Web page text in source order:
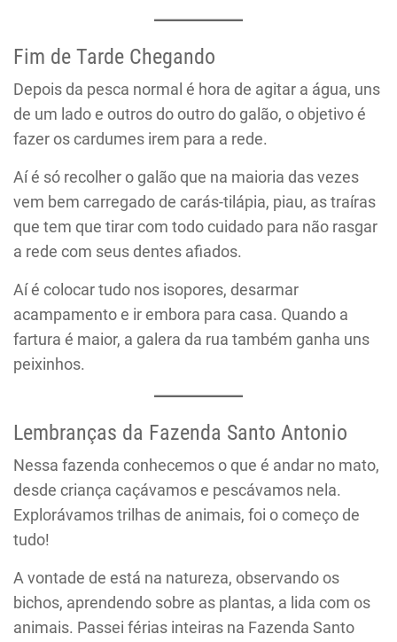
Fim de Tarde Chegando
Depois da pesca normal é hora de agitar a água, uns
de um lado e outros do outro do galão, o objetivo é
fazer os cardumes irem para a rede.
Aí é só recolher o galão que na maioria das vezes
vem bem carregado de carás-tilápia, piau, as traíras
que tem que tirar com todo cuidado para não rasgar
a rede com seus dentes afiados.
Aí é colocar tudo nos isopores, desarmar
acampamento e ir embora para casa. Quando a
fartura é maior, a galera da rua também ganha uns
peixinhos.
Lembranças da Fazenda Santo Antonio
Nessa fazenda conhecemos o que é andar no mato,
desde criança caçávamos e pescávamos nela.
Explorávamos trilhas de animais, foi o começo de
tudo!
A vontade de está na natureza, observando os
bichos, aprendendo sobre as plantas, a lida com os
animais. Passei férias inteiras na Fazenda Santo